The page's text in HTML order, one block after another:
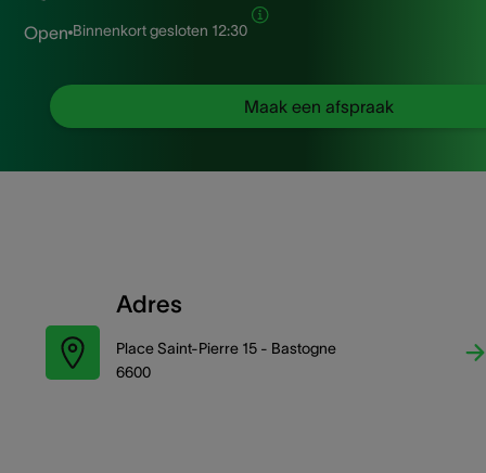
Open Binnenkort gesloten 12:30
Maak een afspraak
Adres
Place Saint-Pierre 15 - Bastogne
6600